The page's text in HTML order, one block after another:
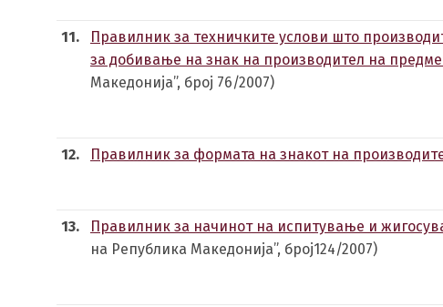
11.
Правилник за техничките услови што
за добивање на знак на производител на
Македонија”, број 76/2007)
12. Правилник за формата на знакот на
13. Правилник за начинот на испитување и
на Република Македонија”, број124/2007)